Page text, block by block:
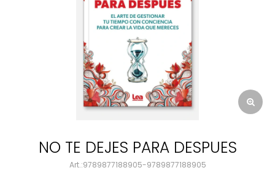
NO TE DEJES PARA DESPUES
9789877188905-9789877188905